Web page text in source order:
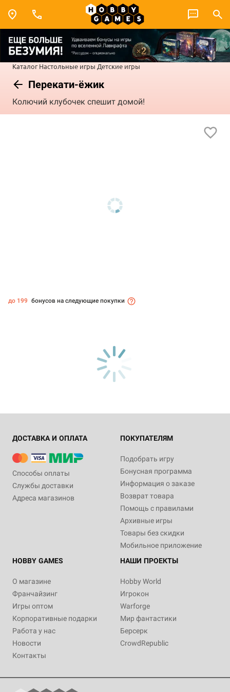
Каталог Настольные игры Детские игры
Перекати-ёжик
Колючий клубочек спешит домой!
до 199 бонусов на следующие покупки
ДОСТАВКА И ОПЛАТА
Способы оплаты
Службы доставки
Адреса магазинов
ПОКУПАТЕЛЯМ
Подобрать игру
Бонусная программа
Информация о заказе
Возврат товара
Помощь с правилами
Архивные игры
Товары без скидки
Мобильное приложение
HOBBY GAMES
О магазине
Франчайзинг
Игры оптом
Корпоративные подарки
Работа у нас
Новости
Контакты
НАШИ ПРОЕКТЫ
Hobby World
Игрокон
Warforge
Мир фантастики
Берсерк
CrowdRepublic